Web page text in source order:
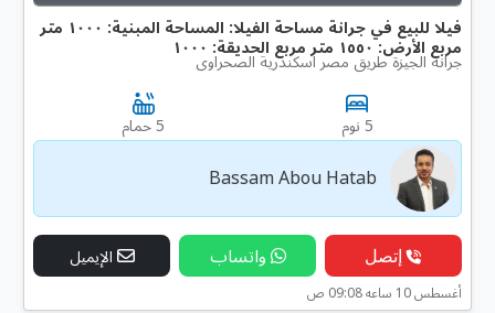
فيلا للبيع في جرانة مساحة الفيلا: المساحة المبنية: ١٠٠٠ متر
مربع الأرض: ١٥٥٠ متر مربع الحديقة: ١٠٠٠
جرانه الجيزة طريق مصر اسكندرية الصحراوى
5 نوم 5 حمام
Bassam Abou Hatab
إتصل واتساب الإيميل
أغسطس 10 ساعه 09:08 ص